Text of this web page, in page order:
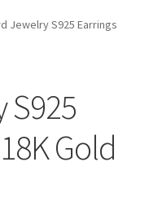
Jewelry S925 Earrings
S925
Gold